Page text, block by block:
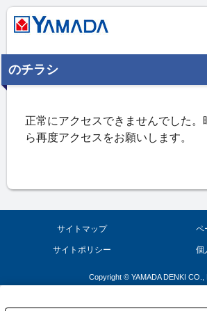
のチラシ
サイトマップ ペ
サイトポリシー 個
Copyright © YAMADA DENKI CO.,